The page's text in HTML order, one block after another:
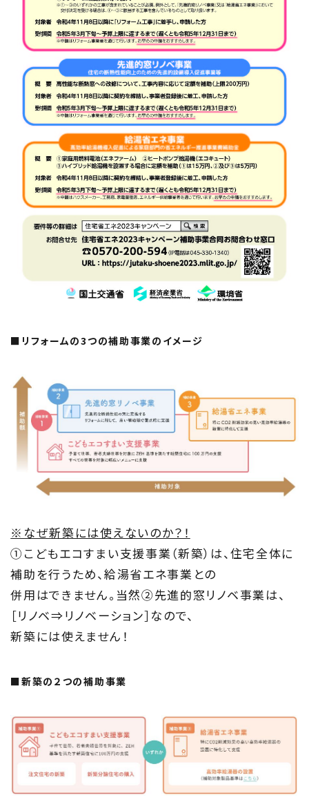
■リフォームの3つの補助事業のイメージ
※なぜ新築には使えないのか？！
①こどもエコすまい支援事業（新築）は、住宅全体に
補助を行うため、給湯省エネ事業との
併用はできません。当然②先進的窓リノベ事業は、
［リノベ⇒リノベーション］なので、
新築には使えません！
■新築の２つの補助事業